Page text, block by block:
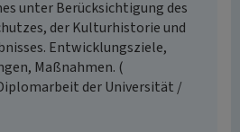
unter Berücksichtigung des
der Kulturhistorie und
Entwicklungsziele,
Maßnahmen. (
der Universität /